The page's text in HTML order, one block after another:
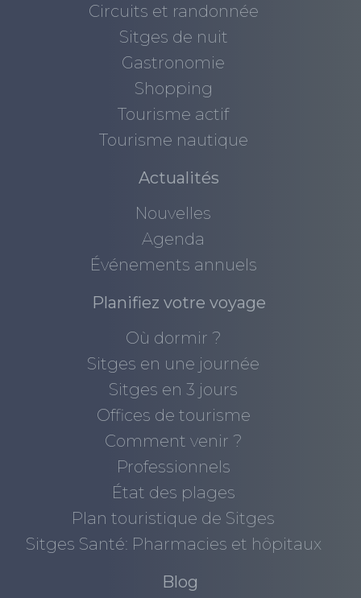
Circuits et randonnée
Sitges de nuit
Gastronomie
Shopping
Tourisme actif
Tourisme nautique
Actualités
Nouvelles
Agenda
Événements annuels
Planifiez votre voyage
Où dormir ?
Sitges en une journée
Sitges en 3 jours
Offices de tourisme
Comment venir ?
Professionnels
État des plages
Plan touristique de Sitges
Sitges Santé: Pharmacies et hôpitaux
Blog